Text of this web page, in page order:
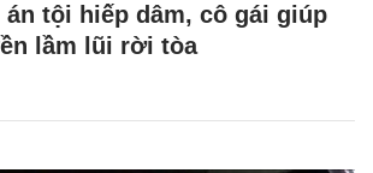
tội hiếp dâm, cô gái giúp
lầm lũi rời tòa